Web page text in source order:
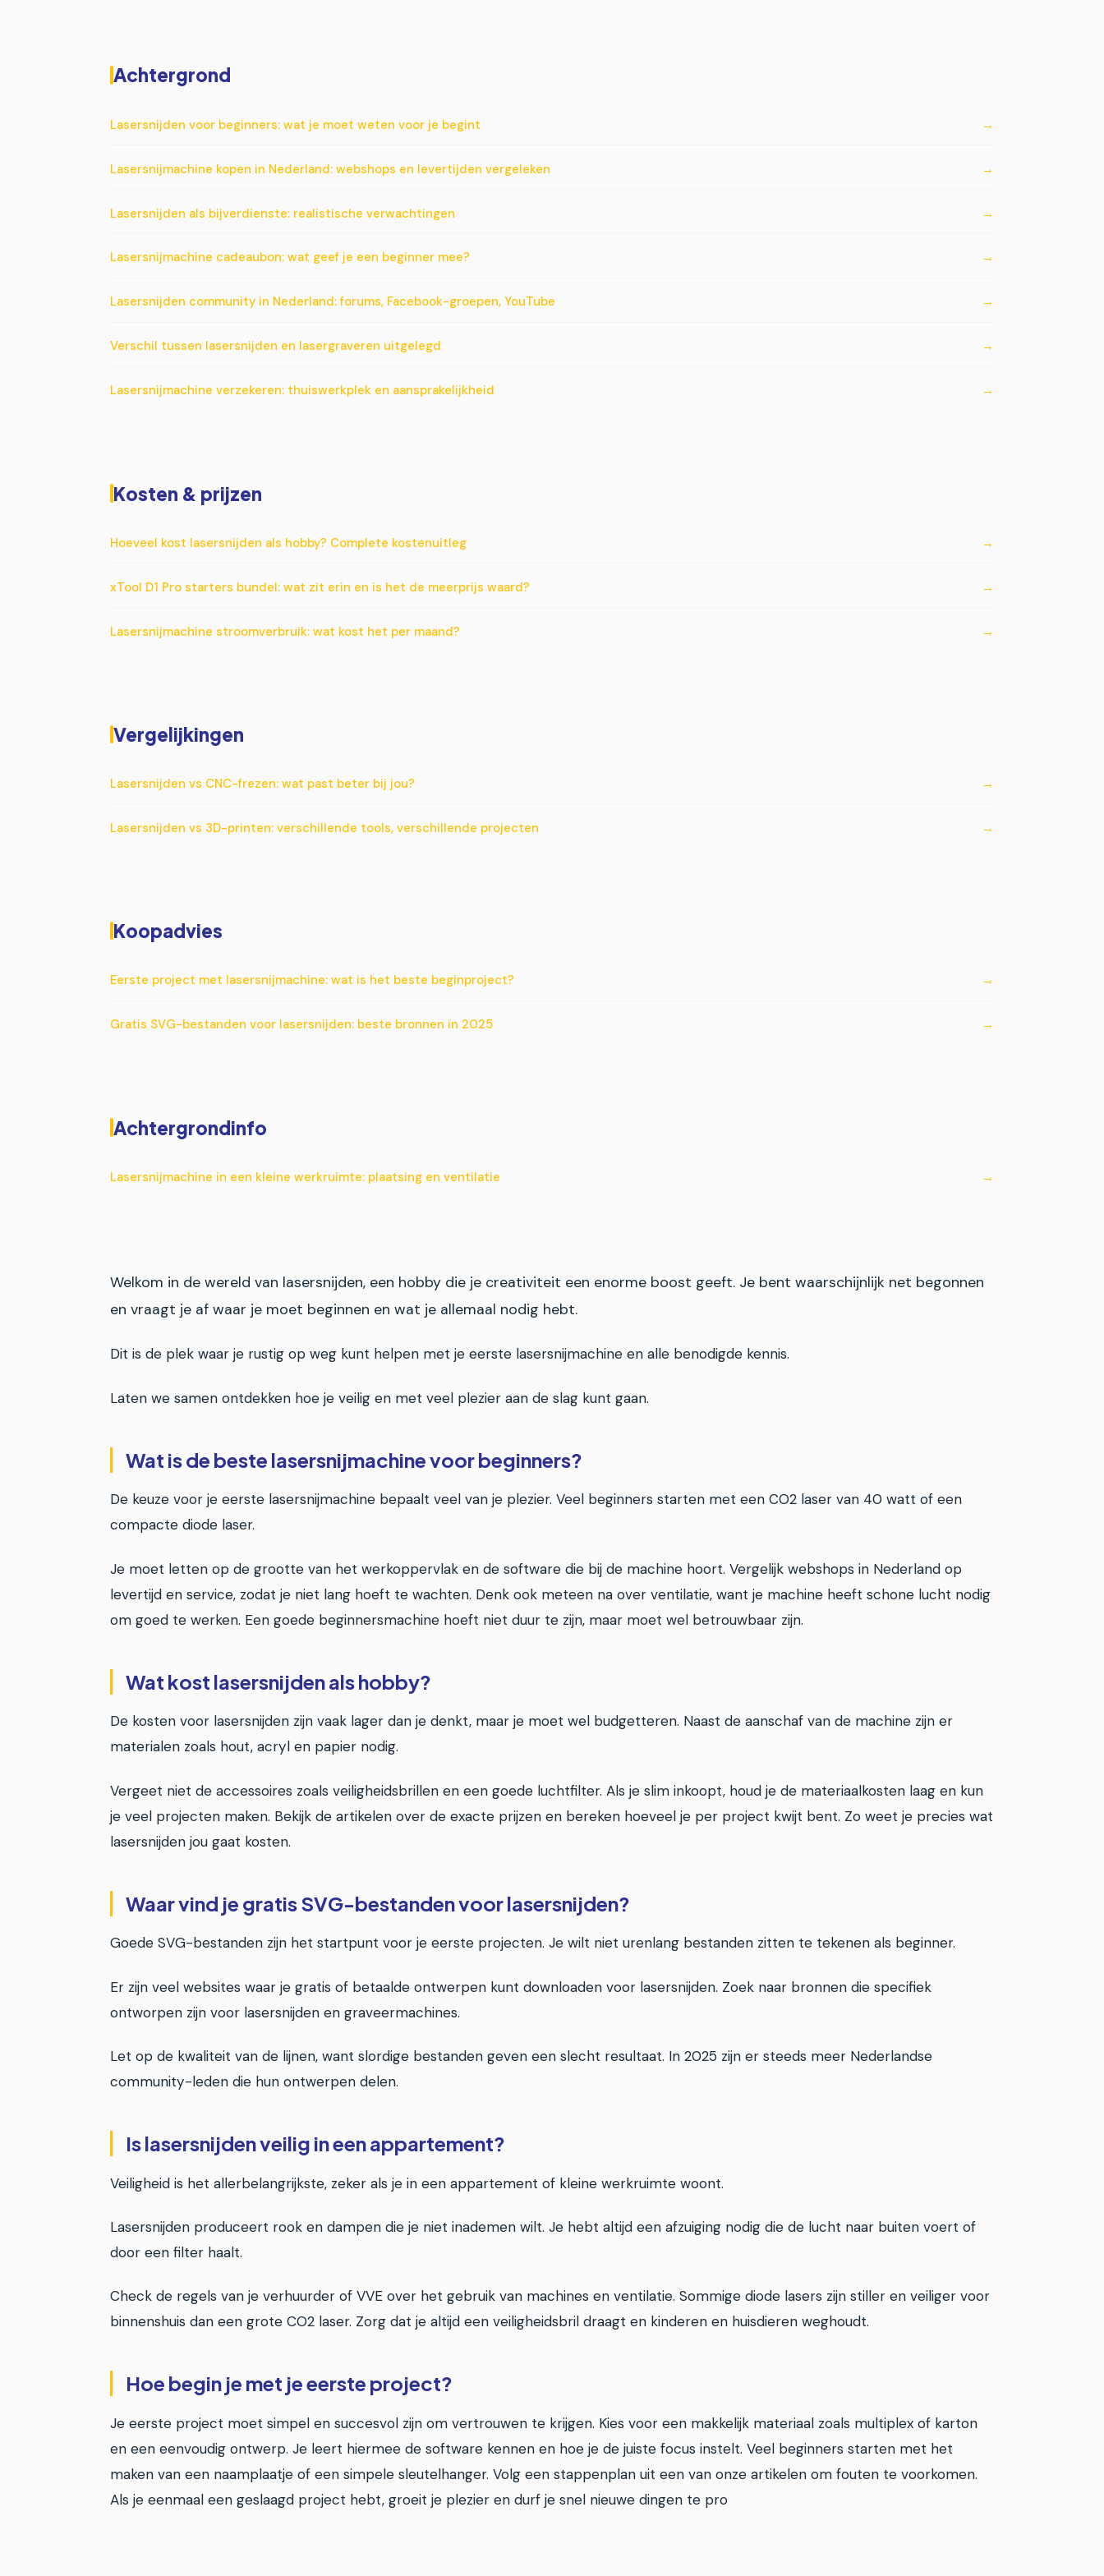
Achtergrond
Lasersnijden voor beginners: wat je moet weten voor je begint
Lasersnijmachine kopen in Nederland: webshops en levertijden vergeleken
Lasersnijden als bijverdienste: realistische verwachtingen
Lasersnijmachine cadeaubon: wat geef je een beginner mee?
Lasersnijden community in Nederland: forums, Facebook-groepen, YouTube
Verschil tussen lasersnijden en lasergraveren uitgelegd
Lasersnijmachine verzekeren: thuiswerkplek en aansprakelijkheid
Kosten & prijzen
Hoeveel kost lasersnijden als hobby? Complete kostenuitleg
xTool D1 Pro starters bundel: wat zit erin en is het de meerprijs waard?
Lasersnijmachine stroomverbruik: wat kost het per maand?
Vergelijkingen
Lasersnijden vs CNC-frezen: wat past beter bij jou?
Lasersnijden vs 3D-printen: verschillende tools, verschillende projecten
Koopadvies
Eerste project met lasersnijmachine: wat is het beste beginproject?
Gratis SVG-bestanden voor lasersnijden: beste bronnen in 2025
Achtergrondinfo
Lasersnijmachine in een kleine werkruimte: plaatsing en ventilatie
Welkom in de wereld van lasersnijden, een hobby die je creativiteit een enorme boost geeft. Je bent waarschijnlijk net begonnen
en vraagt je af waar je moet beginnen en wat je allemaal nodig hebt.
Dit is de plek waar je rustig op weg kunt helpen met je eerste lasersnijmachine en alle benodigde kennis.
Laten we samen ontdekken hoe je veilig en met veel plezier aan de slag kunt gaan.
Wat is de beste lasersnijmachine voor beginners?
De keuze voor je eerste lasersnijmachine bepaalt veel van je plezier. Veel beginners starten met een CO2 laser van 40 watt of een
compacte diode laser.
Je moet letten op de grootte van het werkoppervlak en de software die bij de machine hoort. Vergelijk webshops in Nederland op
levertijd en service, zodat je niet lang hoeft te wachten. Denk ook meteen na over ventilatie, want je machine heeft schone lucht nodig
om goed te werken. Een goede beginnersmachine hoeft niet duur te zijn, maar moet wel betrouwbaar zijn.
Wat kost lasersnijden als hobby?
De kosten voor lasersnijden zijn vaak lager dan je denkt, maar je moet wel budgetteren. Naast de aanschaf van de machine zijn er
materialen zoals hout, acryl en papier nodig.
Vergeet niet de accessoires zoals veiligheidsbrillen en een goede luchtfilter. Als je slim inkoopt, houd je de materiaalkosten laag en kun
je veel projecten maken. Bekijk de artikelen over de exacte prijzen en bereken hoeveel je per project kwijt bent. Zo weet je precies wat
lasersnijden jou gaat kosten.
Waar vind je gratis SVG-bestanden voor lasersnijden?
Goede SVG-bestanden zijn het startpunt voor je eerste projecten. Je wilt niet urenlang bestanden zitten te tekenen als beginner.
Er zijn veel websites waar je gratis of betaalde ontwerpen kunt downloaden voor lasersnijden. Zoek naar bronnen die specifiek
ontworpen zijn voor lasersnijden en graveermachines.
Let op de kwaliteit van de lijnen, want slordige bestanden geven een slecht resultaat. In 2025 zijn er steeds meer Nederlandse
community-leden die hun ontwerpen delen.
Is lasersnijden veilig in een appartement?
Veiligheid is het allerbelangrijkste, zeker als je in een appartement of kleine werkruimte woont.
Lasersnijden produceert rook en dampen die je niet inademen wilt. Je hebt altijd een afzuiging nodig die de lucht naar buiten voert of
door een filter haalt.
Check de regels van je verhuurder of VVE over het gebruik van machines en ventilatie. Sommige diode lasers zijn stiller en veiliger voor
binnenshuis dan een grote CO2 laser. Zorg dat je altijd een veiligheidsbril draagt en kinderen en huisdieren weghoudt.
Hoe begin je met je eerste project?
Je eerste project moet simpel en succesvol zijn om vertrouwen te krijgen. Kies voor een makkelijk materiaal zoals multiplex of karton
en een eenvoudig ontwerp. Je leert hiermee de software kennen en hoe je de juiste focus instelt. Veel beginners starten met het
maken van een naamplaatje of een simpele sleutelhanger. Volg een stappenplan uit een van onze artikelen om fouten te voorkomen.
Als je eenmaal een geslaagd project hebt, groeit je plezier en durf je snel nieuwe dingen te pro